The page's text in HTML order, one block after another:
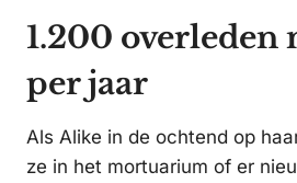
1.200 overleden
per jaar
Als Alike in de ochtend op
ze in het mortuarium of er